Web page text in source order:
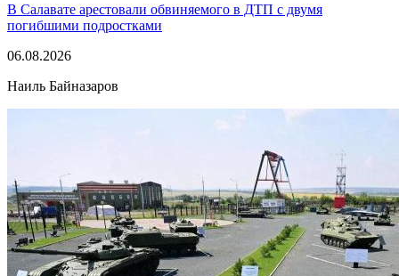
В Салавате арестовали обвиняемого в ДТП с двумя
погибшими подростками
06.08.2026
Наиль Байназаров